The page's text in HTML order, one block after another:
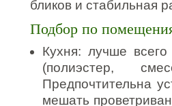
бликов и стабильная
Подбор по
Кухня: лучше
(полиэстер,
Предпочтительна
мешать